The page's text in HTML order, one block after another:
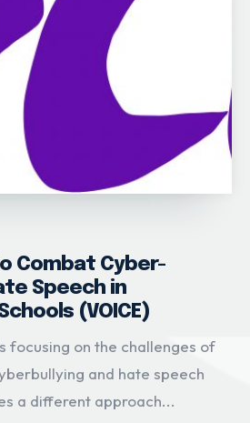
Combat Cyber-
Speech in
(VOICE)
focusing on the challenges of
and hate speech
a different approach...